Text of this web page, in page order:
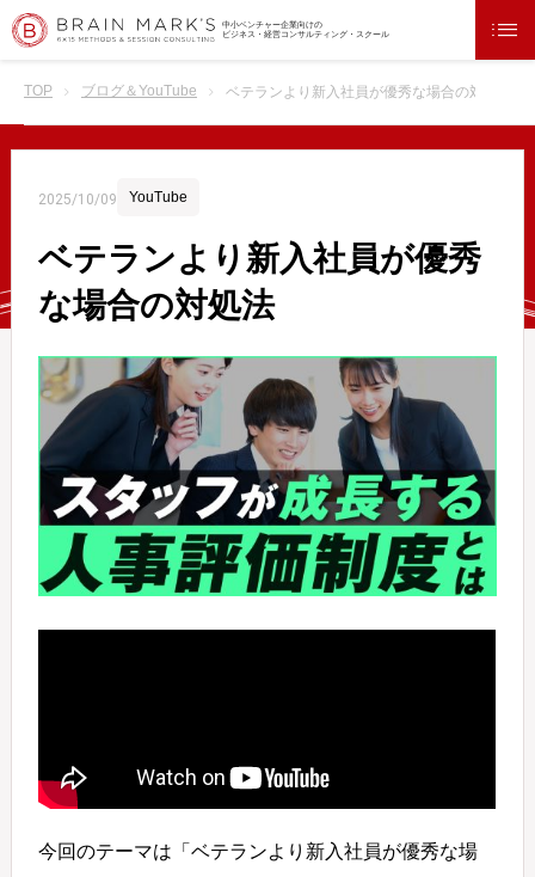
中小ベンチャー企業向けの
ビジネス・経営コンサルティング・スクール
TOP ブログ＆YouTube ベテランより新入社員が優秀な場合の対処法
2025/10/09 YouTube
ベテランより新入社員が優秀
な場合の対処法
今回のテーマは「ベテランより新入社員が優秀な場